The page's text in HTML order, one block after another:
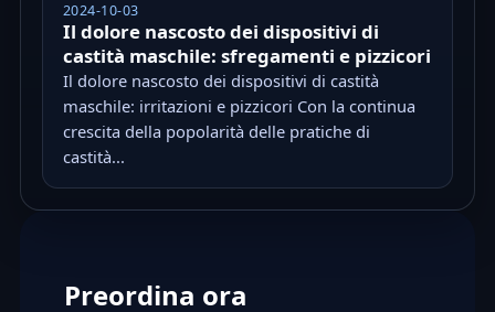
2024-10-03
Il dolore nascosto dei dispositivi di
castità maschile: sfregamenti e pizzicori
Il dolore nascosto dei dispositivi di castità
maschile: irritazioni e pizzicori Con la continua
crescita della popolarità delle pratiche di
castità...
Preordina ora